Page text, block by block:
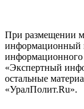
При размещении
информационный
информационного
«Экспертный
остальные
«УралПолит.Ru».